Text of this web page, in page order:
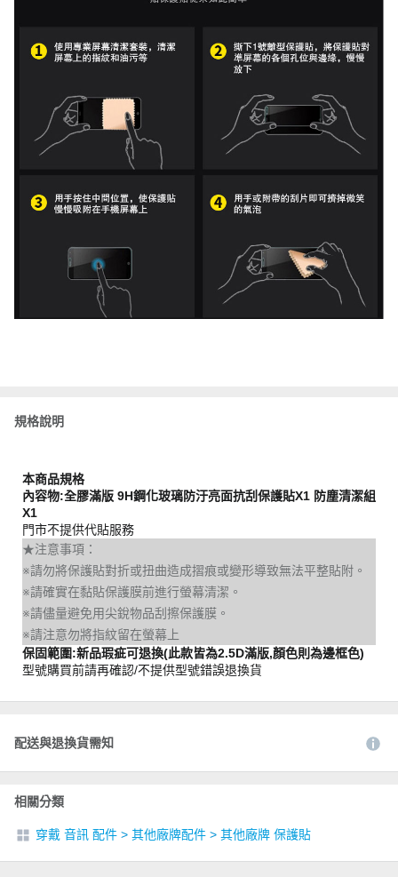
規格說明
本商品規格
內容物:全膠滿版 9H鋼化玻璃防汙亮面抗刮保護貼X1 防塵清潔組
X1
門市不提供代貼服務
★注意事項：
※請勿將保護貼對折或扭曲造成摺痕或變形導致無法平整貼附。
※請確實在黏貼保護膜前進行螢幕清潔。
※請儘量避免用尖銳物品刮擦保護膜。
※請注意勿將指紋留在螢幕上
保固範圍:新品瑕疵可退換(此款皆為2.5D滿版,顏色則為邊框色)
型號購買前請再確認/不提供型號錯誤退換貨
配送與退換貨需知
相關分類
穿戴 音訊 配件 > 其他廠牌配件 > 其他廠牌 保護貼